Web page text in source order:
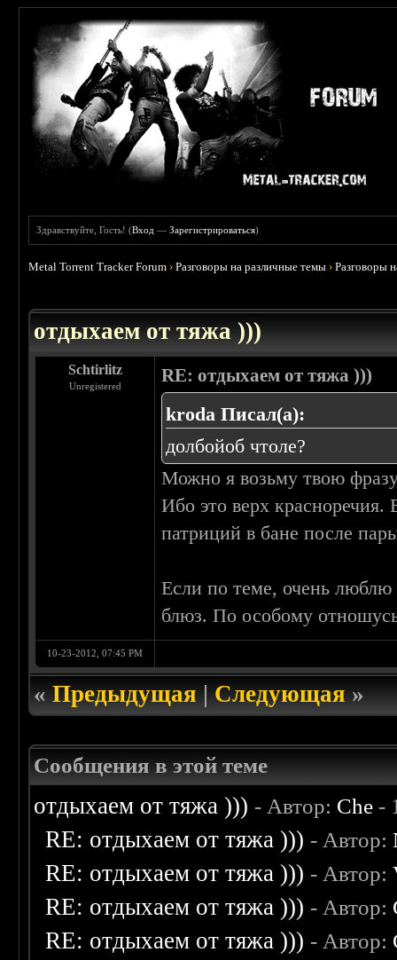
Здравствуйте, Гость! (Вход —Зарегистрироваться)
Metal Torrent Tracker Forum ›Разговоры на различные темы ›Разговоры
отдыхаем от тяжа )))
Schtirlitz
Unregistered
RE: отдыхаем от тяжа )))
kroda Писал(а):
долбойоб чтоле?
Можно я возьму твою
Ибо это верх
патриций в бане после
Если по теме, очень
блюз. По особому
10-23-2012, 07:45 PM
«Предыдущая|Следующая»
Сообщения в этой теме
отдыхаем от тяжа ))) - Автор: Che -
RE: отдыхаем от тяжа ))) - Автор:
RE: отдыхаем от тяжа ))) - Автор:
RE: отдыхаем от тяжа ))) - Автор:
RE: отдыхаем от тяжа ))) - Автор: